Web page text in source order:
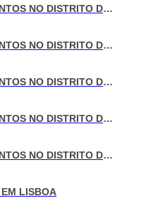
VENDA DE APARTAMENTOS NO DISTRITO DE LISBOA
VENDA DE APARTAMENTOS NO DISTRITO DO PORTO
VENDA DE APARTAMENTOS NO DISTRITO DE AVEIRO
VENDA DE APARTAMENTOS NO DISTRITO DE COIMBRA
VENDA DE APARTAMENTOS NO DISTRITO DE LEIRIA
LISBOA